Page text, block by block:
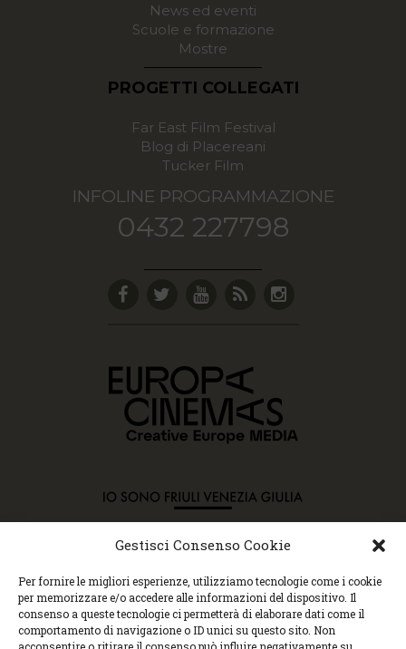
Gestisci Consenso Cookie
Per fornire le migliori esperienze, utilizziamo tecnologie come i cookie
per memorizzare e/o accedere alle informazioni del dispositivo. Il
consenso a queste tecnologie ci permetterà di elaborare dati come il
comportamento di navigazione o ID unici su questo sito. Non
News ed eventi
Scuole e formazione
Mostre
PROGETTI COLLEGATI
Far East Film Festival
Blog di Placereani
Tucker Film
INFOLINE PROGRAMMAZIONE
0432 227798
Copyright © 2015 Cec, Tutti i diritti riservati. Nessun
contenuto può essere copiato o manipolato. Accedendo al
sito approvi la Policy sulla privacy e la Policy sui
contenuti.
Centro espressioni cinematografiche, via Villalta, 24 |